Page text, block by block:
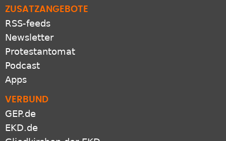
ZUSATZANGEBOTE
RSS-feeds
Newsletter
Protestantomat
Podcast
Apps
VERBUND
GEP.de
EKD.de